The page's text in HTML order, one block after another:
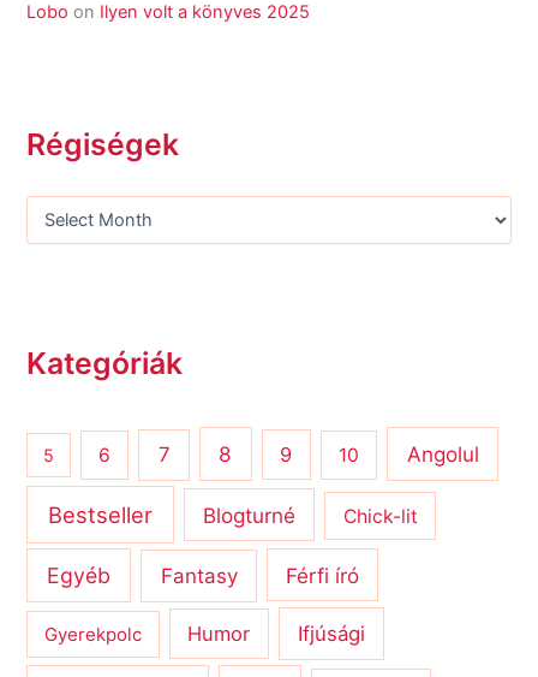
Lobo on Ilyen volt a könyves 2025
Régiségek
Kategóriák
5 6 7 8 9 10 Angolul
Bestseller Blogturné Chick-lit
Egyéb Fantasy Férfi író
Gyerekpolc Humor Ifjúsági